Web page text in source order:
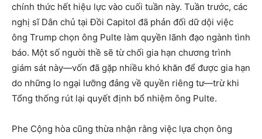
chính thức hết hiệu lực vào cuối tuần này. Tuần trước, các
nghị sĩ Dân chủ tại Đồi Capitol đã phản đối dữ dội việc
ông Trump chọn ông Pulte làm quyền lãnh đạo ngành tình
báo. Một số người thề sẽ từ chối gia hạn chương trình
giám sát này—vốn đã gặp nhiều khó khăn để được gia hạn
do những lo ngại lưỡng đảng về quyền riêng tư—trừ khi
Tổng thống rút lại quyết định bổ nhiệm ông Pulte.
Phe Cộng hòa cũng thừa nhận rằng việc lựa chọn ông